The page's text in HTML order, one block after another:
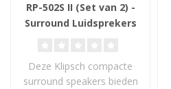
RP-502S II (Set van 2) -
Surround Luidsprekers
Deze Klipsch compacte
surround speakers bieden